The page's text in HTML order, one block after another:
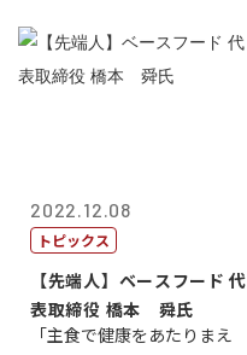
2022.12.08
トピックス
【先端人】ベースフード 代
表取締役 橋本 舜氏
「主食で健康をあたりまえ